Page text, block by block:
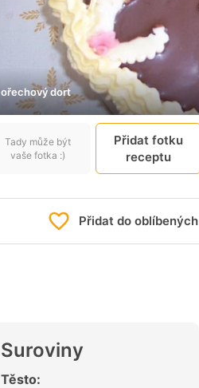
ořechový dort
Tady může být
vaše fotka :)
Přidat fotku
receptu
Přidat do oblíbených
Suroviny
Těsto: